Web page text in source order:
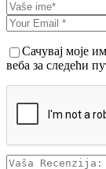
Сачувај моје
веба за следећи